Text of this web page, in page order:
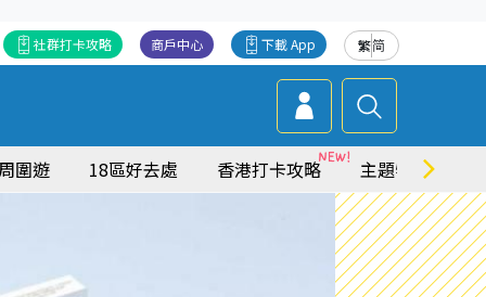
繁简
下載 App
商戶中心
社群打卡攻略
圍遊 18區好去處 香港打卡攻略 主題特集